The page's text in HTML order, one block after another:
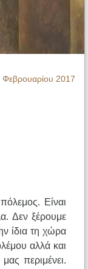
Φεβρουαρίου 2017
Είναι
Δεν ξέρουμε
ίδια τη χώρα
αλλά και
περιμένει.